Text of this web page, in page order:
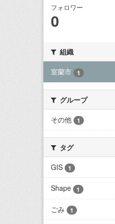
フォロワー
0
組織
室蘭市
1
グループ
その他
1
タグ
GIS
1
Shape 1
ごみ 1